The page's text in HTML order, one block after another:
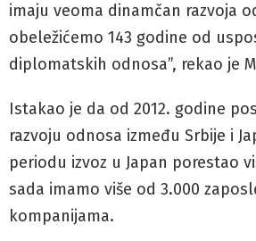
imaju veoma dinamčan razvoja
obeležićemo 143 godine od
diplomatskih odnosa”, rekao je
Istakao je da od 2012. godine
razvoju odnosa između Srbije i
periodu izvoz u Japan porestao
sada imamo više od 3.000
kompanijama.